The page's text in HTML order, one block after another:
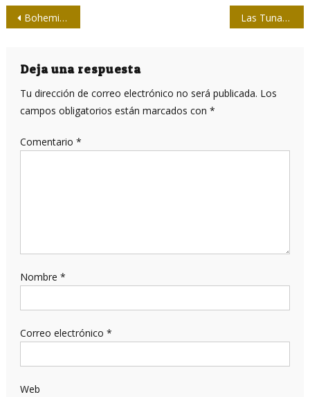
Navegación
entradas
Bohemia en sus 111. En Cuba: prosa con filo Las Tunas podría acoger Evento Iberoamericano de Género y Comunicación dentro de dos años
Deja una respuesta
Tu dirección de correo electrónico no será publicada. Los
campos obligatorios están marcados con *
Comentario *
Nombre *
Correo electrónico *
Web